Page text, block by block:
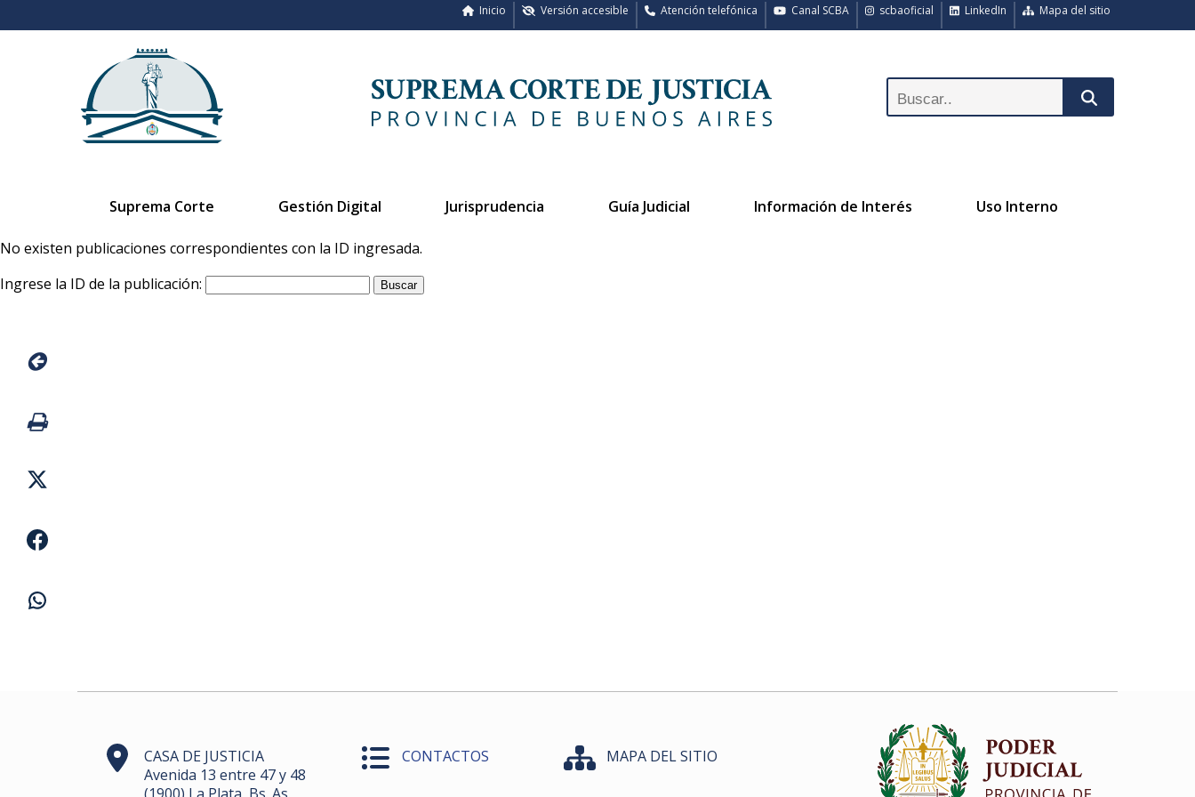
Mapa del sitio
LinkedIn
scbaoficial
Canal SCBA
Atención telefónica
Versión accesible
Inicio
Suprema Corte Gestión Digital Jurisprudencia Guía Judicial Información de Interés Uso Interno
No existen publicaciones correspondientes con la ID ingresada.
Ingrese la ID de la publicación:
CASA DE JUSTICIA
Avenida 13 entre 47 y 48
CONTACTOS MAPA DEL SITIO